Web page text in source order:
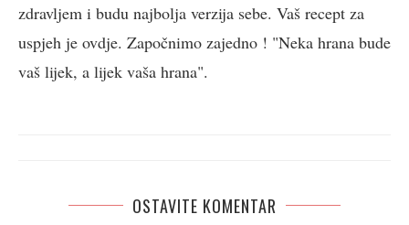
zdravljem i budu najbolja verzija sebe. Vaš recept za
uspjeh je ovdje. Započnimo zajedno ! "Neka hrana bude
vaš lijek, a lijek vaša hrana".
OSTAVITE KOMENTAR